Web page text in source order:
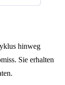
hinweg
Sie erhalten